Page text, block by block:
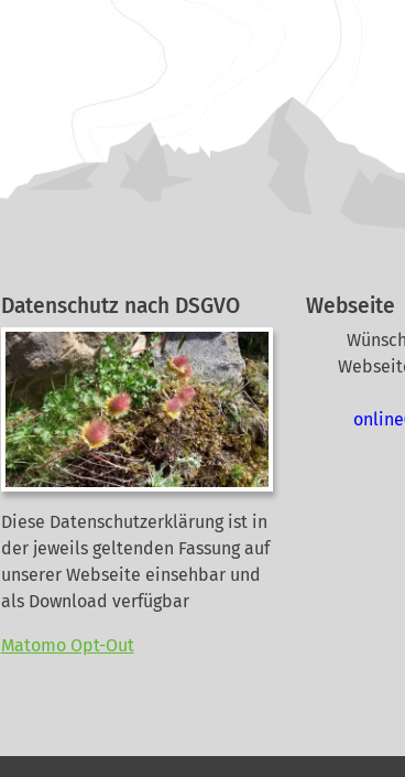
Datenschutz nach DSGVO
Diese Datenschutzerklärung ist in
der jeweils geltenden Fassung auf
unserer Webseite einsehbar und
als Download verfügbar
Matomo Opt-Out
Webseite